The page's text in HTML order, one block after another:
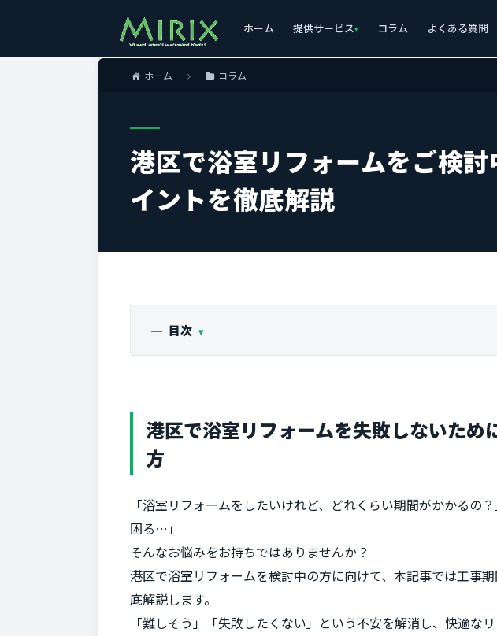
ホーム 提供サービス コラム よくある質問
ホーム コラム
港区で浴室リフォームをご検
イントを徹底解説
目次
港区で浴室リフォームを失敗しないた
方
「浴室リフォームをしたいけれど、どれくらい期間がかかる
困る…」
そんなお悩みをお持ちではありませんか？
港区で浴室リフォームを検討中の方に向けて、本記事では工事
底解説します。
「難しそう」「失敗したくない」という不安を解消し、快適な